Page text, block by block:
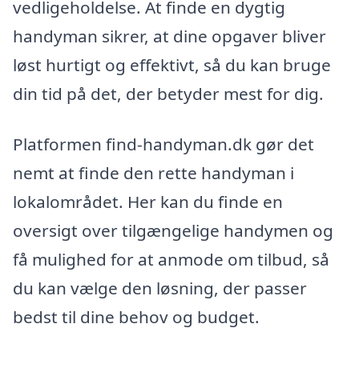
vedligeholdelse. At finde en dygtig
handyman sikrer, at dine opgaver bliver
løst hurtigt og effektivt, så du kan bruge
din tid på det, der betyder mest for dig.
Platformen find-handyman.dk gør det
nemt at finde den rette handyman i
lokalområdet. Her kan du finde en
oversigt over tilgængelige handymen og
få mulighed for at anmode om tilbud, så
du kan vælge den løsning, der passer
bedst til dine behov og budget.